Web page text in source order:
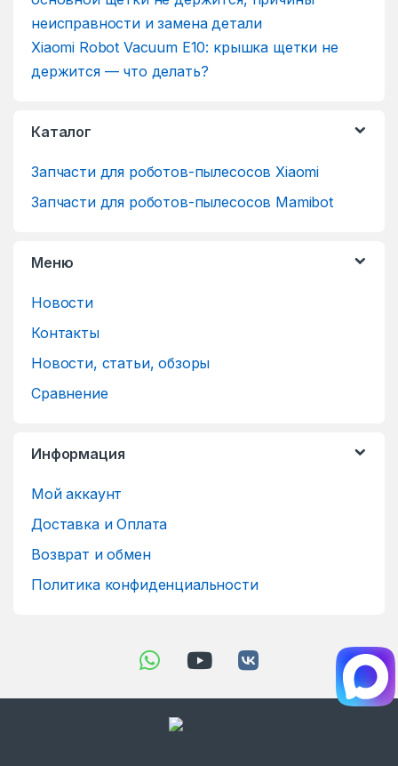
Xiaomi Robot Vacuum E10: крышка щетки не
держится — что делать?
Каталог
Запчасти для роботов-пылесосов Xiaomi
Запчасти для роботов-пылесосов Mamibot
Меню
Новости
Контакты
Новости, статьи, обзоры
Сравнение
Информация
Мой аккаунт
Доставка и Оплата
Возврат и обмен
Политика конфиденциальности